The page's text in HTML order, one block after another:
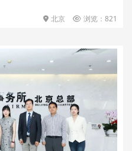
北京 浏览：821